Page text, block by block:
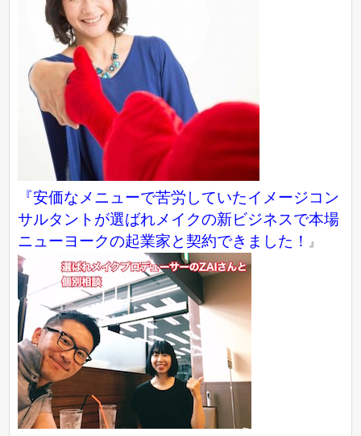
『安価なメニューで苦労していたイメージコン
サルタントが選ばれメイクの新ビジネスで本場
ニューヨークの起業家と契約できました！
』